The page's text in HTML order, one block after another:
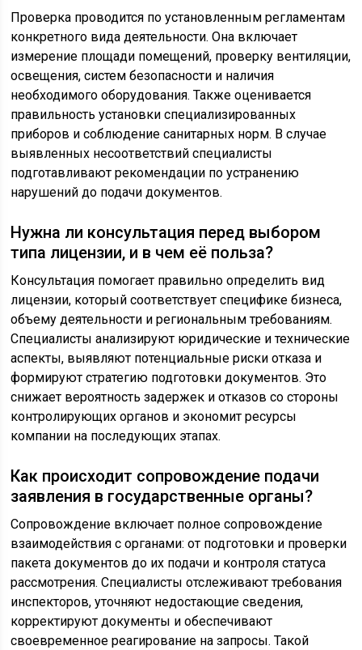
Проверка проводится по установленным регламентам
конкретного вида деятельности. Она включает
измерение площади помещений, проверку вентиляции,
освещения, систем безопасности и наличия
необходимого оборудования. Также оценивается
правильность установки специализированных
приборов и соблюдение санитарных норм. В случае
выявленных несоответствий специалисты
подготавливают рекомендации по устранению
нарушений до подачи документов.
Нужна ли консультация перед выбором
типа лицензии, и в чем её польза?
Консультация помогает правильно определить вид
лицензии, который соответствует специфике бизнеса,
объему деятельности и региональным требованиям.
Специалисты анализируют юридические и технические
аспекты, выявляют потенциальные риски отказа и
формируют стратегию подготовки документов. Это
снижает вероятность задержек и отказов со стороны
контролирующих органов и экономит ресурсы
компании на последующих этапах.
Как происходит сопровождение подачи
заявления в государственные органы?
Сопровождение включает полное сопровождение
взаимодействия с органами: от подготовки и проверки
пакета документов до их подачи и контроля статуса
рассмотрения. Специалисты отслеживают требования
инспекторов, уточняют недостающие сведения,
корректируют документы и обеспечивают
своевременное реагирование на запросы. Такой